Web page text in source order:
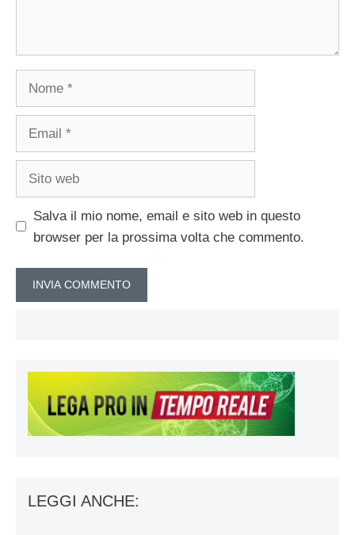
Nome
Email
Sito
Salva il mio nome, email e sito web in questo
browser per la prossima volta che commento.
LEGGI ANCHE: